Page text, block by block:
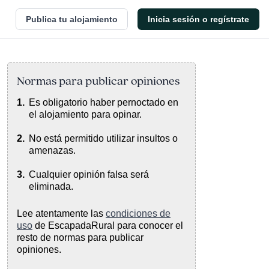
Publica tu alojamiento Inicia sesión o regístrate
Normas para publicar opiniones
Es obligatorio haber pernoctado en
el alojamiento para opinar.
No está permitido utilizar insultos o
amenazas.
Cualquier opinión falsa será
eliminada.
Lee atentamente las condiciones de
uso de EscapadaRural para conocer el
resto de normas para publicar
opiniones.